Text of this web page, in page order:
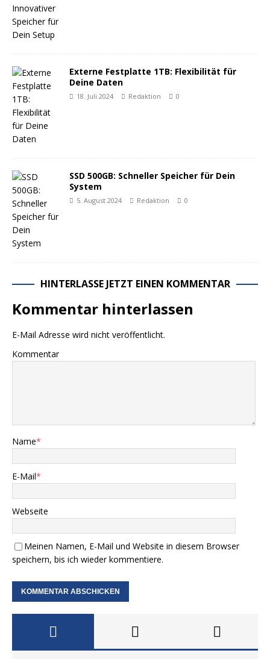
Externe Festplatte 1TB: Flexibilität für
Deine Daten
18. Juli 2024 Redaktion 0
SSD 500GB: Schneller Speicher für Dein
System
5. August 2024 Redaktion 0
HINTERLASSE JETZT EINEN KOMMENTAR
Kommentar hinterlassen
E-Mail Adresse wird nicht veröffentlicht.
Kommentar
Name*
E-Mail*
Webseite
Meinen Namen, E-Mail und Website in diesem Browser
speichern, bis ich wieder kommentiere.